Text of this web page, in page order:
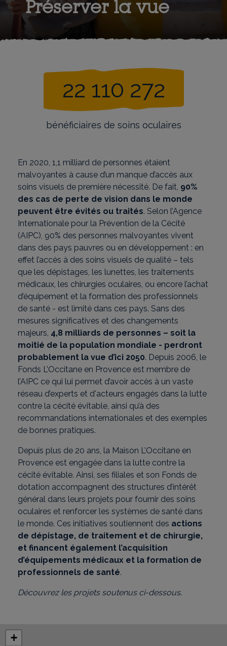
Préserver la vue
22 110 272
bénéficiaires de soins oculaires
En 2020, 1,1 milliard de personnes étaient
malvoyantes à cause d’un manque d’accès aux
soins visuels de première nécessité. De fait, 90%
des cas de perte de vision dans le monde
peuvent être évités ou traités. Selon l’Agence
Internationale pour la Prévention de la Cécité
(AIPC), 90% des personnes malvoyantes vivent
dans des pays pauvres ou en développement : en
effet l’accès à des soins visuels de qualité – tels
que les dépistages, les lunettes, les traitements
médicaux, les chirurgies oculaires, ou encore l’achat
d’équipement et la formation des professionnels
de santé - est limité dans ces pays. Sans des
mesures significatives et des changements
majeurs, 4,8 milliards de personnes – soit la
moitié de la population mondiale - perdront
probablement la vue d’ici 2050. Depuis 2006, le
Fonds L’Occitane en Provence est membre de
l’AIPC ce qui lui permet d’avoir accès à un vaste
réseau d’experts et d'acteurs engagés dans la lutte
contre la cécité évitable, ainsi qu’à des
recommandations internationales et des exemples
de bonnes pratiques.
Depuis plus de 20 ans, la Maison L’Occitane en
Provence est engagée dans la lutte contre la
cécité évitable. Ainsi, ses filiales et son Fonds de
dotation accompagnent des structures d’intérêt
général dans leurs projets pour fournir des soins
oculaires et renforcer les systèmes de santé dans
le monde. Ces initiatives soutiennent des actions
de dépistage, de traitement et de chirurgie,
et financent également l’acquisition
d’équipements médicaux et la formation de
professionnels de santé.
Découvrez les projets soutenus ci-dessous.
La carte n'est pas compatible avec l'utilisation d'un lecteur
Passer la carte
+